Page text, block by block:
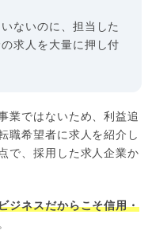
ないのに、担当した
求人を大量に押し付
業ではないため、利益追
職希望者に求人を紹介し
で、採用した求人企業か
ジネスだからこそ信用・